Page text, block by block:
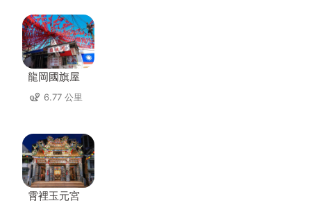
龍岡國旗屋
6.77 公里
霄裡玉元宮